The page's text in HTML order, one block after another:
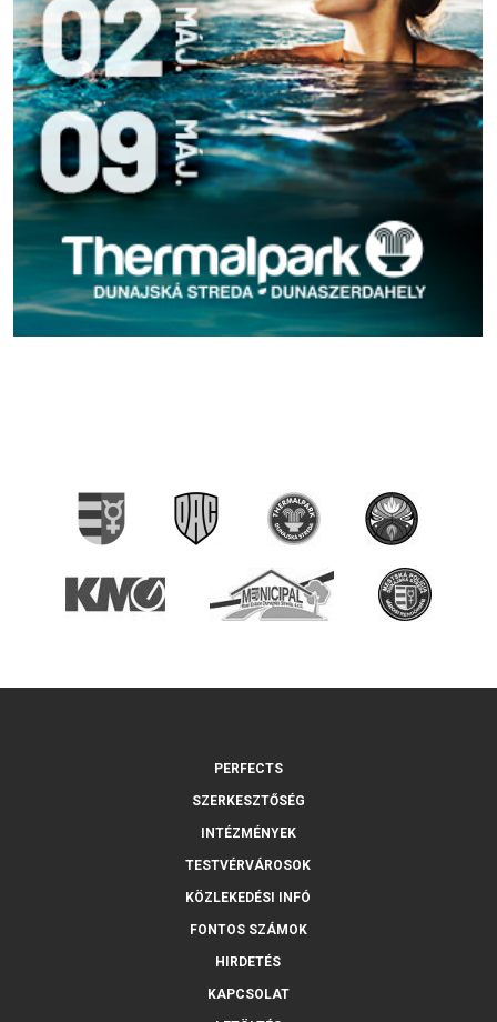
PERFECTS
SZERKESZTŐSÉG
INTÉZMÉNYEK
TESTVÉRVÁROSOK
KÖZLEKEDÉSI INFÓ
FONTOS SZÁMOK
HIRDETÉS
KAPCSOLAT